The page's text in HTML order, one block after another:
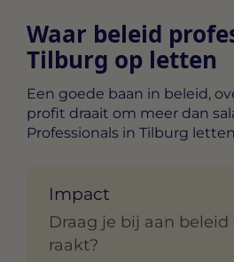
Waar beleid
Tilburg op letten
Een goede baan in beleid,
profit draait om meer dan
Professionals in Tilburg
Impact
Draag je bij aan
raakt?